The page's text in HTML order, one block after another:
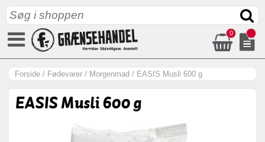
0
Forside / Fødevarer / Morgenmad / EASIS Musli 600 g
EASIS Musli 600 g